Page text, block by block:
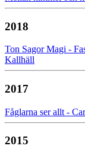
2018
Ton Sagor Magi -
Kallhäll
2017
Fåglarna ser allt -
2015